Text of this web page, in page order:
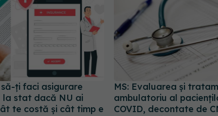
ți faci asigurare
la stat dacă NU ai
te costă și cât timp e
MS: Evaluarea și
ambulatoriu al
COVID, decontate de